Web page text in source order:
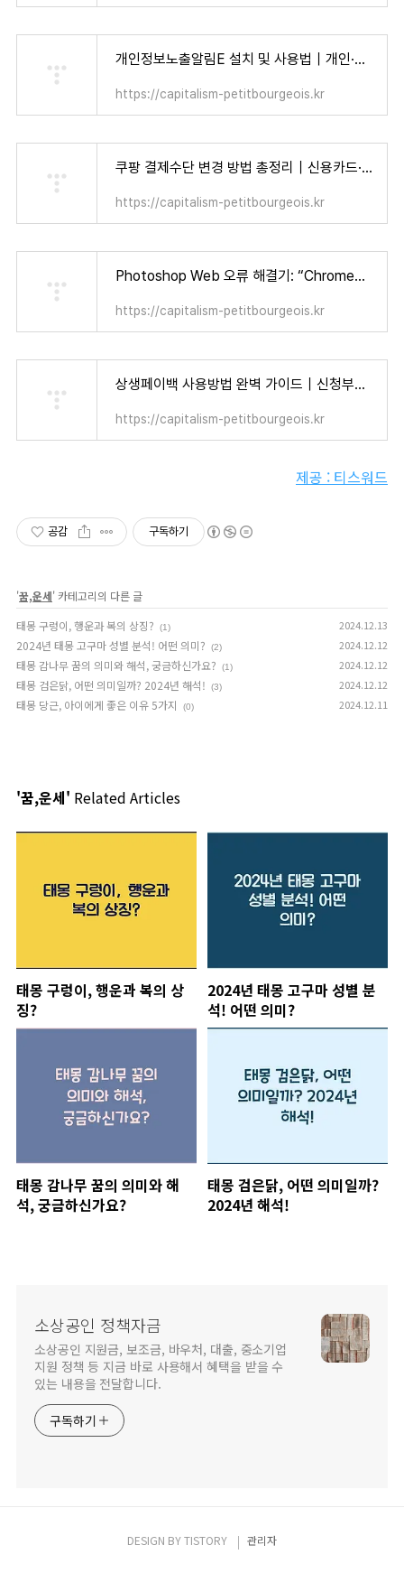
개인정보노출알림E 설치 및 사용법｜개인·가족 모두가 알아야 할 보안 수칙 - 자본주의 소시민
https://capitalism-petitbourgeois.kr
쿠팡 결제수단 변경 방법 총정리｜신용카드·카카오페이·계좌이체까지 한 번에 설정! - 자본주의 소시민
https://capitalism-petitbourgeois.kr
Photoshop Web 오류 해결기: “Chrome에서는 사용 가능한 디스크 용량이 제한됩니다” 눈물겨운 사투 (+ 어도비 12개월 무료 혜택!) - 자본주의 소시민
https://capitalism-petitbourgeois.kr
상생페이백 사용방법 완벽 가이드｜신청부터 사용처까지 한 번에 정리! - 자본주의 소시민
https://capitalism-petitbourgeois.kr
제공 : 티스워드
공감 구독하기
'꿈,운세' 카테고리의 다른 글
태몽 구렁이, 행운과 복의 상징?
(1) 2024.12.13
2024년 태몽 고구마 성별 분석! 어떤 의미? (2) 2024.12.12
태몽 감나무 꿈의 의미와 해석, 궁금하신가요? (1) 2024.12.12
태몽 검은닭, 어떤 의미일까? 2024년 해석! (3) 2024.12.12
태몽 당근, 아이에게 좋은 이유 5가지 (0) 2024.12.11
'꿈,운세' Related Articles
태몽 구렁이, 행운과 복의 상
징?
2024년 태몽 고구마 성별 분
석! 어떤 의미?
태몽 감나무 꿈의 의미와 해
석, 궁금하신가요?
태몽 검은닭, 어떤 의미일까?
2024년 해석!
소상공인 정책자금
소상공인 지원금, 보조금, 바우처, 대출, 중소기업
지원 정책 등 지금 바로 사용해서 혜택을 받을 수
있는 내용을 전달합니다.
구독하기
DESIGN BYTISTORY 관리자